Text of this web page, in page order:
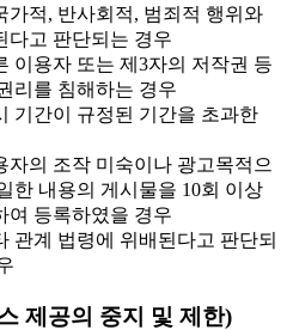
가적, 반사회적, 범죄적 행위와
다고 판단되는 경우
이용자 또는 제3자의 저작권 등
리를 침해하는 경우
기간이 규정된 기간을 초과한
자의 조작 미숙이나 광고목적으
한 내용의 게시물을 10회 이상
여 등록하였을 경우
관계 법령에 위배된다고 판단되
제공의 중지 및 제한)